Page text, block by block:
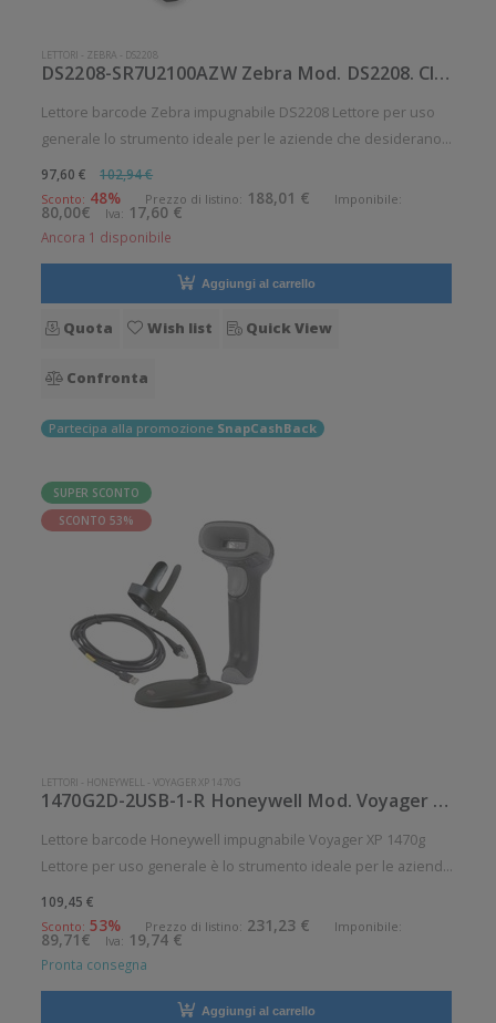
LETTORI - ZEBRA - DS2208
DS2208-SR7U2100AZW Zebra Mod. DS2208. Classificazione: Impugnabile.
Lettore barcode Zebra impugnabile DS2208 Lettore per uso
generale lo strumento ideale per le aziende che desiderano
migliorare le applicazioni quotidiane di lettura dei codici a
barre. Lettura QrCode abilitata. Angolo di scansione verticale:
24.
97,60 € 102,94 €
Sconto: 48% Prezzo di listino: 188,01 € Imponibile:
80,00€ Iva: 17,60 €
Ancora 1 disponibile
Aggiungi al carrello
Quota Wish list Quick View
Confronta
Partecipa alla promozione SnapCashBack
SUPER SCONTO
SCONTO 53%
LETTORI - HONEYWELL -VOYAGER XP 1470G
1470G2D-2USB-1-R Honeywell Mod. Voyager XP 1470g.
Lettore barcode Honeywell impugnabile Voyager XP 1470g
Lettore per uso generale è lo strumento ideale per le aziende
che desiderano migliorare le applicazioni quotidiane di lettura
dei codici a barre. Lettura QrCode abilitata. Alto grado di
robuste
109,45 €
Sconto: 53% Prezzo di listino: 231,23 € Imponibile:
89,71€ Iva: 19,74 €
Pronta consegna
Aggiungi al carrello